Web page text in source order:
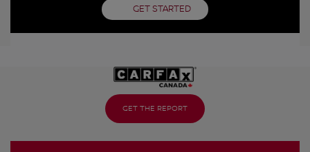
GET THE REPORT
GET STARTED